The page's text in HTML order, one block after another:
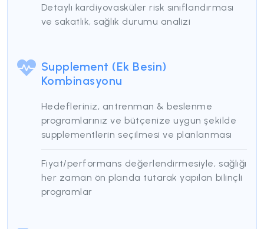
Detaylı kardiyovasküler risk sınıflandırması
ve sakatlık, sağlık durumu analizi
Supplement (Ek Besin)
Kombinasyonu
Hedefleriniz, antrenman & beslenme
programlarınız ve bütçenize uygun şekilde
supplementlerin seçilmesi ve planlanması
Fiyat/performans değerlendirmesiyle, sağlığı
her zaman ön planda tutarak yapılan bilinçli
programlar